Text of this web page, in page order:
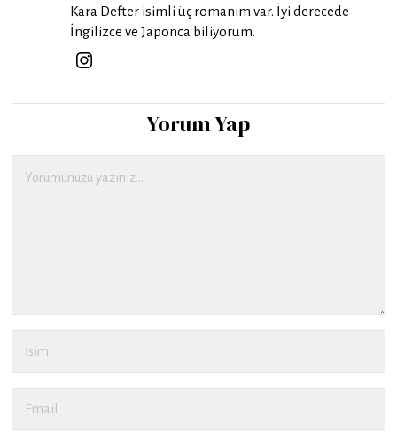
Kara Defter isimli üç romanım var. İyi derecede
İngilizce ve Japonca biliyorum.
Yorum Yap